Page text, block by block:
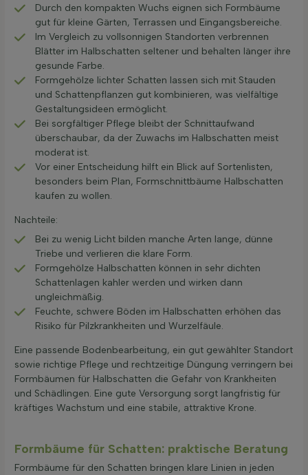
Durch den kompakten Wuchs eignen sich Formbäume
gut für kleine Gärten, Terrassen und Eingangsbereiche.
Im Vergleich zu vollsonnigen Standorten verbrennen
Blätter im Halbschatten seltener und behalten länger ihre
gesunde Farbe.
Formgehölze lichter Schatten lassen sich mit Stauden
und Schattenpflanzen gut kombinieren, was vielfältige
Gestaltungsideen ermöglicht.
Bei sorgfältiger Pflege bleibt der Schnittaufwand
überschaubar, da der Zuwachs im Halbschatten meist
moderat ist.
Vor einer Entscheidung hilft ein Blick auf Sortenlisten,
besonders beim Plan, Formschnittbäume Halbschatten
kaufen zu wollen.
Nachteile:
Bei zu wenig Licht bilden manche Arten lange, dünne
Triebe und verlieren die klare Form.
Formgehölze Halbschatten können in sehr dichten
Schattenlagen kahler werden und wirken dann
ungleichmäßig.
Feuchte, schwere Böden im Halbschatten erhöhen das
Risiko für Pilzkrankheiten und Wurzelfäule.
Eine passende Bodenbearbeitung, ein gut gewählter Standort
sowie richtige Pflege und rechtzeitige Düngung verringern bei
Formbäumen für Halbschatten die Gefahr von Krankheiten
und Schädlingen. Eine gute Versorgung sorgt langfristig für
kräftiges Wachstum und eine stabile, attraktive Krone.
Formbäume für Schatten: praktische Beratung
Formbäume für den Schatten bringen klare Linien in jeden